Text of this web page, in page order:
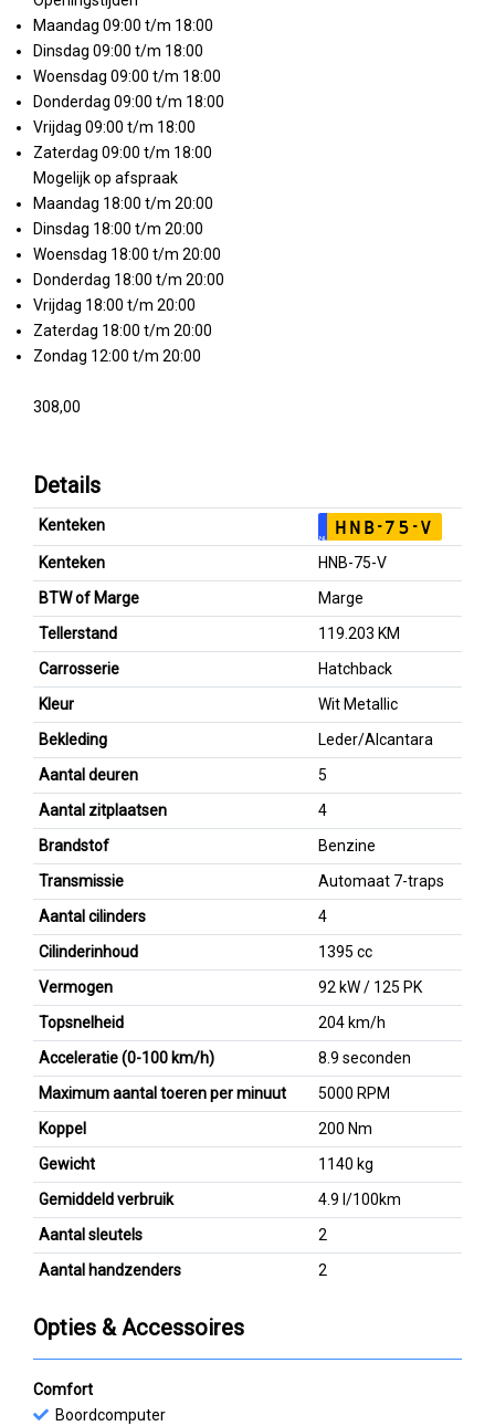
Maandag 09:00 t/m 18:00
Dinsdag 09:00 t/m 18:00
Woensdag 09:00 t/m 18:00
Donderdag 09:00 t/m 18:00
Vrijdag 09:00 t/m 18:00
Zaterdag 09:00 t/m 18:00
Mogelijk op afspraak
Maandag 18:00 t/m 20:00
Dinsdag 18:00 t/m 20:00
Woensdag 18:00 t/m 20:00
Donderdag 18:00 t/m 20:00
Vrijdag 18:00 t/m 20:00
Zaterdag 18:00 t/m 20:00
Zondag 12:00 t/m 20:00
308,00
Details
Kenteken
NL HNB-75-V
Kenteken
HNB-75-V
BTW of Marge
Marge
Tellerstand
119.203 KM
Carrosserie
Hatchback
Kleur
Wit Metallic
Bekleding
Leder/Alcantara
Aantal deuren
5
Aantal zitplaatsen
4
Brandstof
Benzine
Transmissie
Automaat 7-traps
Aantal cilinders
4
Cilinderinhoud
1395 cc
Vermogen
92 kW / 125 PK
Topsnelheid
204 km/h
Acceleratie (0-100 km/h)
8.9 seconden
Maximum aantal toeren per minuut
5000 RPM
Koppel
200 Nm
Gewicht
1140 kg
Gemiddeld verbruik
4.9 l/100km
Aantal sleutels
2
Aantal handzenders
2
Opties & Accessoires
Comfort
Boordcomputer